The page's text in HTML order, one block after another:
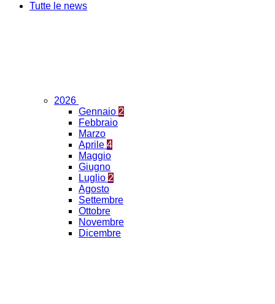
Tutte le news
2026
Gennaio 2
Febbraio
Marzo
Aprile 4
Maggio
Giugno
Luglio 2
Agosto
Settembre
Ottobre
Novembre
Dicembre